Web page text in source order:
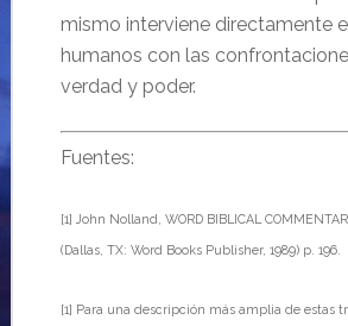
mismo interviene directamente
humanos con las
verdad y poder.
Fuentes:
[1] John Nolland, WORD BIBLICAL
(Dallas, TX: Word Books Publisher, 1989) p. 196.
[1] Para una descripción más amplia de estas